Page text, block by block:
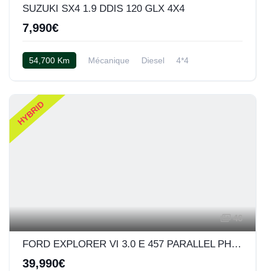
SUZUKI SX4 1.9 DDIS 120 GLX 4X4
7,990€
54,700 Km Mécanique Diesel
4*4
HYBRID
46
FORD EXPLORER VI 3.0 E 457 PARALLEL PHEV INTELLIGENT AWD ST-LINE BVA10
39,990€